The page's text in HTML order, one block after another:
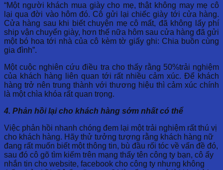
“Một người khách mua giày cho mẹ, thật không may mẹ cô
lại qua đời vào hôm đó. Cô gửi lại chiếc giày tới cửa hàng.
Cửa hàng sau khi biết chuyện mẹ cô mất, đã không lấy phí
ship vận chuyển giày, hơn thế nữa hôm sau cửa hàng đã gửi
một bó hoa tới nhà của cô kèm tờ giấy ghi: Chia buồn cùng
gia đình”.
Một cuộc nghiên cứu điều tra cho thấy rằng 50%trải nghiệm
của khách hàng liên quan tới rất nhiều cảm xúc. Để khách
hàng trở nên trung thành với thương hiệu thì cảm xúc chính
là một chìa khóa rất quan trọng.
4. Phản hồi lại cho khách hàng sớm nhất có thể
Việc phản hồi nhanh chóng đem lại một trải nghiệm rất thú vị
cho khách hàng. Hãy thử tưởng tượng rằng khách hàng nữ
đang rất muốn biết một thông tin, bù đầu rối tóc về vấn đề đó,
sau đó cô gõ tìm kiếm trên mạng thấy tên công ty bạn, cô ấy
nhắn tin cho website, facebook cho công ty nhưng không